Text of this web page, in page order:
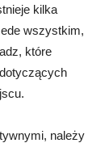
kilka
wszystkim,
które
należy